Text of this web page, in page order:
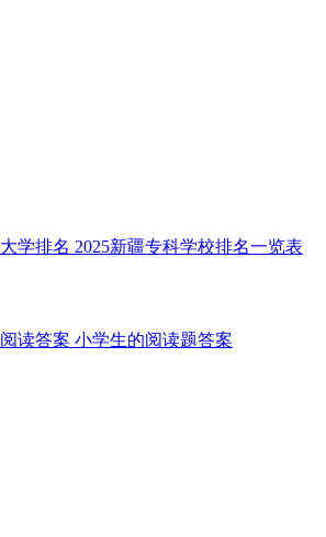
大学排名 2025新疆专科学校排名一览表
阅读答案 小学生的阅读题答案